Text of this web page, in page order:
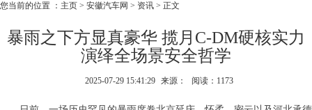
您当前的位置 ： 主页 > 安徽汽车网 > 资讯 > 正文
暴雨之下方显真豪华 揽月C-DM硬核实力
演绎全场景安全哲学
2025-07-29 15:41:29 来源： 阅读：1173